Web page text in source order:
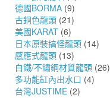
德國BORMA (9)
古銅色龍頭 (21)
美國KARAT (6)
日本原裝搞怪龍頭 (14)
感應式龍頭 (13)
白鐵/不鏽鋼材質龍頭 (26)
多功能缸內出水口 (4)
台灣JUSTIME (2)